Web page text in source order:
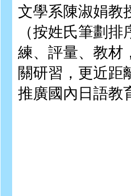
文學系陳淑娟教
（按姓氏筆劃
練、評量、教材
關研習，更近距
推廣國內日語教